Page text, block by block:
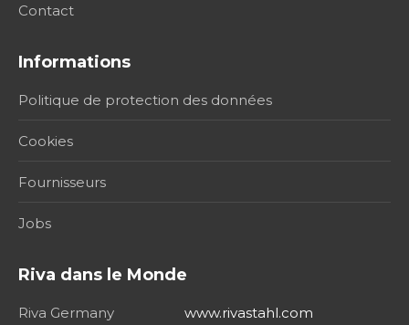
Contact
Informations
Politique de protection des données
Cookies
Fournisseurs
Jobs
Riva dans le Monde
Riva Germany
www.rivastahl.com